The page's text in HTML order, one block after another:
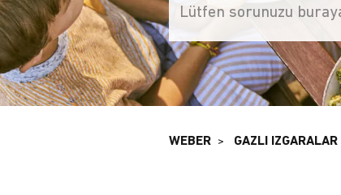
WEBER GAZLI IZGARALAR